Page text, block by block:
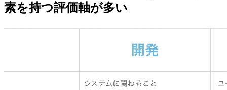
素を持つ評価軸が多い